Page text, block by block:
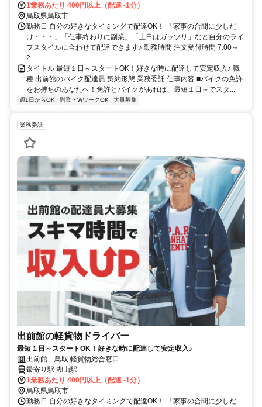
1業務あたり 400円以上（配達 -1分）
鳥取県鳥取市
勤務日 自分の好きなタイミングで配達OK！ 「家事の合間に少しだ
け・・・」「仕事終わりに副業」「土日はガッツリ」など自分のライ
フスタイルに合わせて配達できます♪ 勤務時間 注文受付時間 7:00～
2...
タイトル 最短１日～スタートOK！好きな時に配達して安定収入♪ 職
種 出前館のバイク配達員 契約形態 業務委託 仕事内容 ■バイクの免許
をお持ちのあなたへ！免許とバイクがあれば、最短１日～でスタ...
週1日からOK 副業・WワークOK 大量募集
業務委託
出前館の軽貨物ドライバー
最短１日～スタートOK！好きな時に配達して安定収入♪
出前館 鳥取 軽貨物総合窓口
最寄り駅 湖山駅
1業務あたり 400円以上（配達 -1分）
鳥取県鳥取市
勤務日 自分の好きなタイミングで配達OK！ 「家事の合間に少しだ